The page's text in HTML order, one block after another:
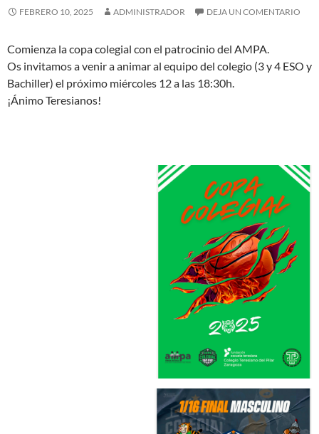
FEBRERO 10, 2025 ADMINISTRADOR DEJA UN COMENTARIO
Comienza la copa colegial con el patrocinio del AMPA.
Os invitamos a venir a animar al equipo del colegio (3 y 4 ESO y
Bachiller) el próximo miércoles 12 a las 18:30h.
¡Ánimo Teresianos!